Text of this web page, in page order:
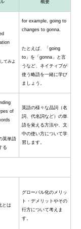
概要
てみよ
for example, going to
changes to gonna.
たとえば、「going
to」を「gonna」と言
うなど、ネイティブが
使う略語を一緒に学び
ましょう。
of
英単語
る
英語の様々な品詞（名
詞、代名詞など）の単
語を覚える方法や、文
中の使い方について学
習します。
とは
グローバル化のメリッ
ト・デメリットやその
行方について考えま
す。